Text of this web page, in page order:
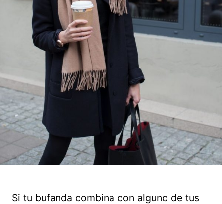
Si tu bufanda combina con alguno de tus